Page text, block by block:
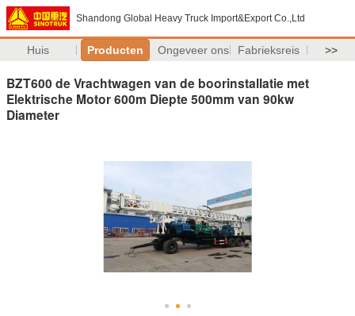
Shandong Global Heavy Truck Import&Export Co.,Ltd
Huis Producten Ongeveer ons Fabrieksreis >>
BZT600 de Vrachtwagen van de boorinstallatie met
Elektrische Motor 600m Diepte 500mm van 90kw
Diameter